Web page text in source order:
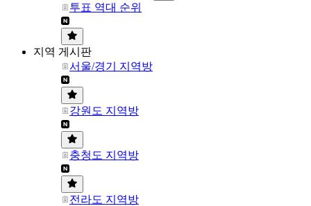
투표 역대 순위
지역 게시판
서울/경기 지역방
강원도 지역방
충청도 지역방
전라도 지역방